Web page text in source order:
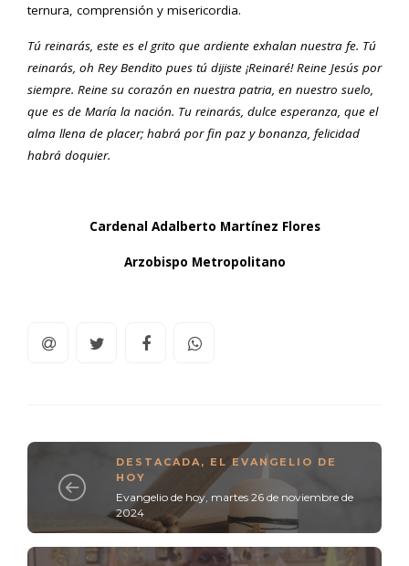
ternura, comprensión y misericordia.
Tú reinarás, este es el grito que ardiente exhalan nuestra fe. Tú
reinarás, oh Rey Bendito pues tú dijiste ¡Reinaré! Reine Jesús por
siempre. Reine su corazón en nuestra patria, en nuestro suelo,
que es de María la nación. Tu reinarás, dulce esperanza, que el
alma llena de placer; habrá por fin paz y bonanza, felicidad
habrá doquier.
Cardenal Adalberto Martínez Flores
Arzobispo Metropolitano
DESTACADA , EL EVANGELIO DE
HOY
Evangelio de hoy, martes 26 de noviembre de
2024